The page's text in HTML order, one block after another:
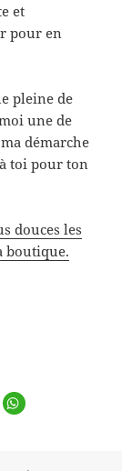
et
pour en
pleine de
une de
démarche
toi pour ton
douces les
boutique.